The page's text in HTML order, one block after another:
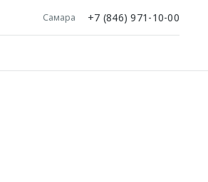
Самара +7 (846) 971-10-00